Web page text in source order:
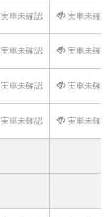
実車未確認 実車未確
実車未確認 実車未確
実車未確認 実車未確
実車未確認 実車未確